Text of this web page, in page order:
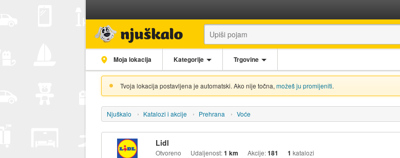
Moja lokacija Kategorije Trgovine
Tvoja lokacija postavljena je automatski. Ako nije točna, možeš ju promijeniti.
Njuškalo Katalozi i akcije Prehrana Voće
Lidl
Otvoreno Udaljenost:1 km Akcije:181 1 katalozi